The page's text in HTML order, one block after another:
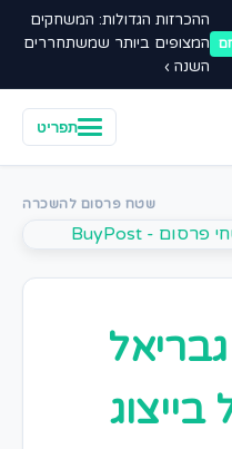
ההכרזות הגדולות: המשחקים
המצופים ביותר שמשתחררים
השנה ›
תפריט
שטח פרסום להשכרה
גבריאל